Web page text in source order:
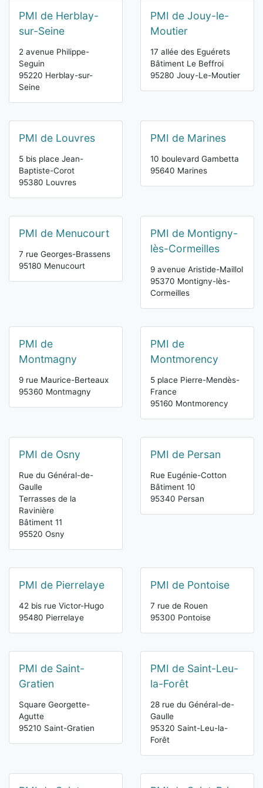
PMI de Herblay-
sur-Seine
2 avenue Philippe-
Seguin
95220 Herblay-sur-
Seine
PMI de Jouy-le-
Moutier
17 allée des Eguérets
Bâtiment Le Beffroi
95280 Jouy-Le-Moutier
PMI de Louvres
5 bis place Jean-
Baptiste-Corot
95380 Louvres
PMI de Marines
10 boulevard Gambetta
95640 Marines
PMI de Menucourt
7 rue Georges-Brassens
95180 Menucourt
PMI de Montigny-
lès-Cormeilles
9 avenue Aristide-Maillol
95370 Montigny-lès-
Cormeilles
PMI de
Montmagny
9 rue Maurice-Berteaux
95360 Montmagny
PMI de
Montmorency
5 place Pierre-Mendès-
France
95160 Montmorency
PMI de Osny
Rue du Général-de-
Gaulle
Terrasses de la
Ravinière
Bâtiment 11
95520 Osny
PMI de Persan
Rue Eugénie-Cotton
Bâtiment 10
95340 Persan
PMI de Pierrelaye
42 bis rue Victor-Hugo
95480 Pierrelaye
PMI de Pontoise
7 rue de Rouen
95300 Pontoise
PMI de Saint-
Gratien
Square Georgette-
Agutte
95210 Saint-Gratien
PMI de Saint-Leu-
la-Forêt
28 rue du Général-de-
Gaulle
95320 Saint-Leu-la-
Forêt